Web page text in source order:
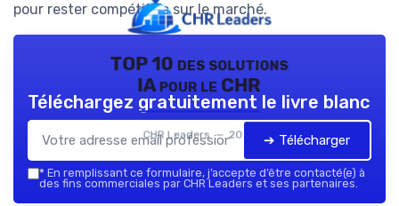
pour rester compétitifs sur le marché.
TOP 10 des solutions
IA pour le CHR
CHR Leaders — 2026
Téléchargez gratuitement le livre blanc
➔ Télécharger
* En remplissant ce formulaire, j’accepte d’être contacté(e) à
des fins commerciales par CHR Leaders et ses partenaires.